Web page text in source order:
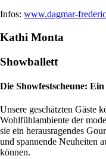
Infos: www.dagmar-
Kathi Monta
Showballett
Die Showfestscheune:
Unsere geschätzten Gäste
Wohlfühlambiente der
sie ein herausragendes
und spannende Neuheiten
können.